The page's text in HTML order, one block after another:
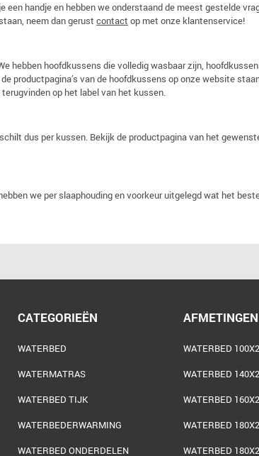
handje en hebben we onderstaand de meest gestelde
neem dan gerust contact op met onze klantenservice!
hebben hoofdkussens die volledig wasbaar zijn,
productpagina’s van de hoofdkussens op onze website
op het label van het kussen.
dus per kussen. Bekijk de productpagina van het
we per slaaphouding en voorkeur uitgelegd wat het
CATEGORIEËN
WATERBED
WATERMATRAS
WATERBED TIJK
WATERBEDERWARMING
WATERBED ONDERDELEN
AFMETINGEN
WATERBED
WATERBED
WATERBED
WATERBED
WATERBED